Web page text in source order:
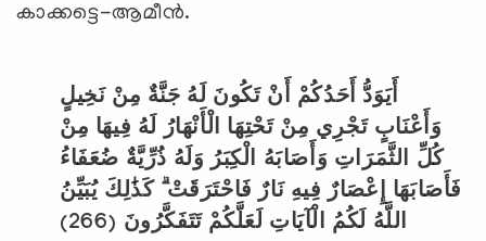
കാക്കട്ടെ-ആമീന്‍.
أَيَوَدُّ أَحَدُكُمْ أَنْ تَكُونَ لَهُ جَنَّةٌ مِنْ نَخِيلٍ
وَأَعْنَابٍ تَجْرِي مِنْ تَحْتِهَا الْأَنْهَارُ لَهُ فِيهَا مِنْ
كُلِّ الثَّمَرَاتِ وَأَصَابَهُ الْكِبَرُ وَلَهُ ذُرِّيَّةٌ ضُعَفَاءُ
فَأَصَابَهَا إِعْصَارٌ فِيهِ نَارٌ فَاحْتَرَقَتْ ۗ كَذَٰلِكَ يُبَيِّنُ
اللَّهُ لَكُمُ الْآيَاتِ لَعَلَّكُمْ تَتَفَكَّرُونَ (266)